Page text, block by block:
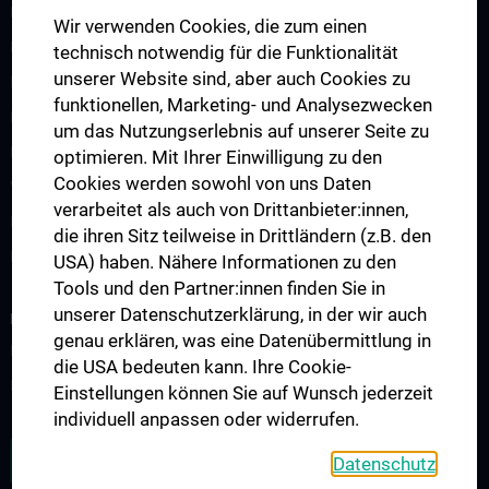
Doktoratsstudium UN790
Internationale Studierende
Postgraduelle Ausbildung
Empfohlene Lehrmittel
Vorlesungsverzeichnis
Fortbildung
Erasmus Plus Projekt
FORSCHUNG
Büro für Wissenschaft und Forschung
Forschungsprojekte und Studien
Wir verwenden Cookies, die zum einen
technisch notwendig für die Funktionalität
unserer Website sind, aber auch Cookies zu
funktionellen, Marketing- und Analysezwecken
um das Nutzungserlebnis auf unserer Seite zu
optimieren. Mit Ihrer Einwilligung zu den
Cookies werden sowohl von uns Daten
verarbeitet als auch von Drittanbieter:innen,
die ihren Sitz teilweise in Drittländern (z.B. den
USA) haben. Nähere Informationen zu den
Tools und den Partner:innen finden Sie in
unserer Datenschutzerklärung, in der wir auch
genau erklären, was eine Datenübermittlung in
die USA bedeuten kann. Ihre Cookie-
Einstellungen können Sie auf Wunsch jederzeit
individuell anpassen oder widerrufen.
Datenschutz